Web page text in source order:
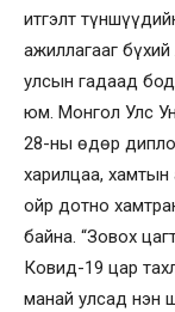
итгэлт
ажиллагааг
улсын гадаад
юм. Монгол Улс
28-ны өдөр
харилцаа, хамтын
ойр дотно
байна. “Зовох
Ковид-19 цар
манай улсад нэн